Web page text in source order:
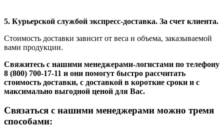
5. Курьерской службой экспресс-доставка. За счет клиента.
Стоимость доставки зависит от веса и объема, заказываемой
вами продукции.
Свяжитесь с нашими менеджерами-логистами по телефону
8 (800) 700-17-11 и они помогут быстро рассчитать
стоимость доставки, с доставкой в короткие сроки и с
максимально выгодной ценой для Вас.
Связаться с нашими менеджерами можно тремя
способами: